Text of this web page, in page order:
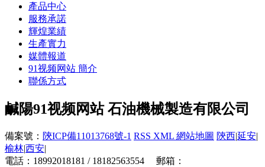
產品中心
服務承諾
輝煌業績
生產實力
媒體報道
91视频网站 簡介
聯係方式
鹹陽91视频网站 石油機械製造有限公司
備案號： 陝ICP備11013768號-1 RSS XML 網站地圖 陝西|延安|
榆林|西安|
電話：18992018181 / 18182563554 郵箱：